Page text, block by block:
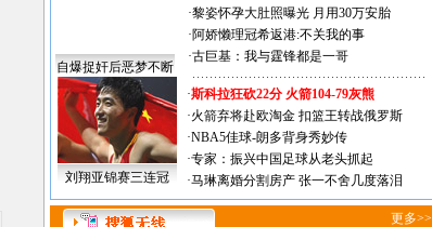
自爆捉奸后恶梦不断
·黎姿怀孕大肚照曝光 月用30万安胎
·阿娇懒理冠希返港:不关我的事
·古巨基：我与霆锋都是一哥
刘翔亚锦赛三连冠
·斯科拉狂砍22分 火箭104-79灰熊
·火箭弃将赴欧淘金 扣篮王转战俄罗斯
·NBA5佳球-朗多背身秀妙传
·专家：振兴中国足球从老头抓起
·马琳离婚分割房产 张一不舍几度落泪
更多>>